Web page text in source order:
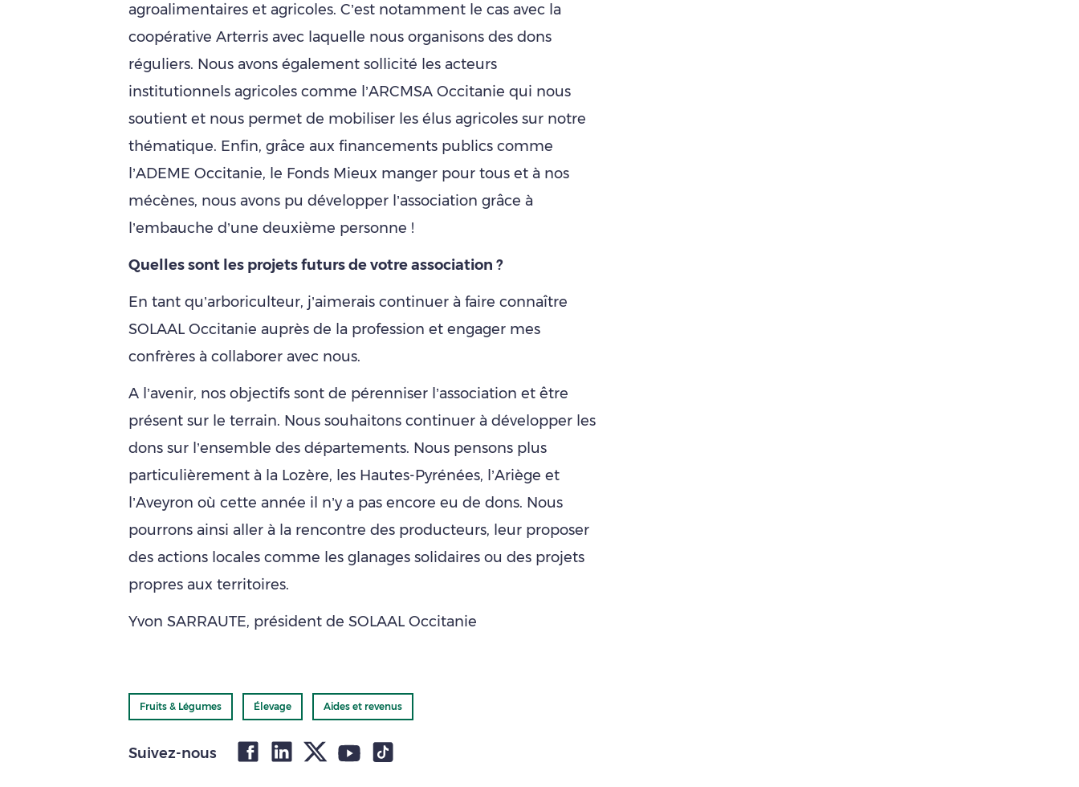
agroalimentaires et agricoles. C’est notamment le cas avec la
coopérative Arterris avec laquelle nous organisons des dons
réguliers. Nous avons également sollicité les acteurs
institutionnels agricoles comme l’ARCMSA Occitanie qui nous
soutient et nous permet de mobiliser les élus agricoles sur notre
thématique. Enfin, grâce aux financements publics comme
l’ADEME Occitanie, le Fonds Mieux manger pour tous et à nos
mécènes, nous avons pu développer l’association grâce à
l’embauche d’une deuxième personne !
Quelles sont les projets futurs de votre association ?
En tant qu’arboriculteur, j’aimerais continuer à faire connaître
SOLAAL Occitanie auprès de la profession et engager mes
confrères à collaborer avec nous.
A l’avenir, nos objectifs sont de pérenniser l’association et être
présent sur le terrain. Nous souhaitons continuer à développer les
dons sur l’ensemble des départements. Nous pensons plus
particulièrement à la Lozère, les Hautes-Pyrénées, l’Ariège et
l’Aveyron où cette année il n’y a pas encore eu de dons. Nous
pourrons ainsi aller à la rencontre des producteurs, leur proposer
des actions locales comme les glanages solidaires ou des projets
propres aux territoires.
Yvon SARRAUTE, président de SOLAAL Occitanie
Fruits & Légumes Élevage Aides et revenus
Suivez-nous